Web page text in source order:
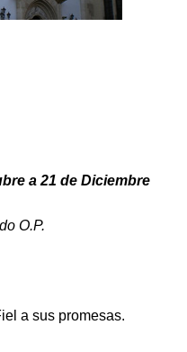
a 21 de Diciembre
O.P.
a sus promesas.